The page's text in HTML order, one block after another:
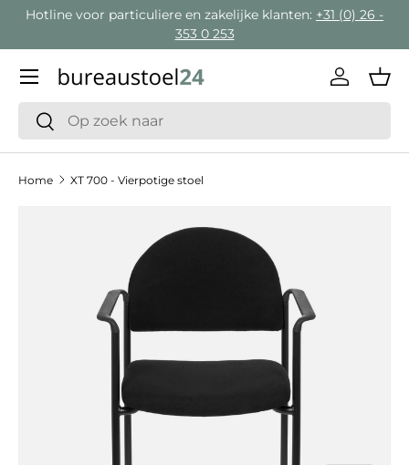
Hotline voor particuliere en zakelijke klanten: +31 (0) 26 -
353 0 253
Zoeken
Zoeken
Inloggen
Menu
Home XT 700 - Vierpotige stoel
Ga direct naar productinformatie